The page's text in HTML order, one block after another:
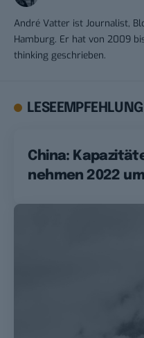
André Vatter ist Journalist,
Hamburg. Er hat von 2009
thinking geschrieben.
China:
nehmen 2022